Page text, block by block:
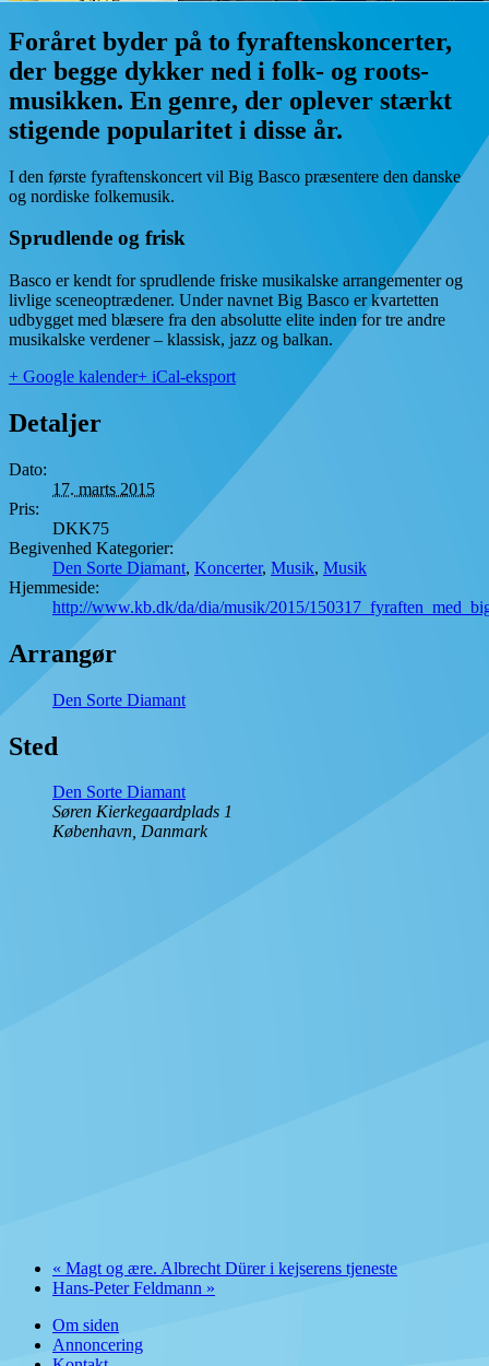
Foråret byder på to fyraftenskoncerter,
der begge dykker ned i folk- og roots-
musikken. En genre, der oplever stærkt
stigende popularitet i disse år.
I den første fyraftenskoncert vil Big Basco præsentere den danske
og nordiske folkemusik.
Sprudlende og frisk
Basco er kendt for sprudlende friske musikalske arrangementer og
livlige sceneoptrædener. Under navnet Big Basco er kvartetten
udbygget med blæsere fra den absolutte elite inden for tre andre
musikalske verdener – klassisk, jazz og balkan.
+ Google kalender+ iCal-eksport
Detaljer
Dato:
17. marts 2015
Pris:
DKK75
Begivenhed Kategorier:
Den Sorte Diamant, Koncerter, Musik, Musik
Hjemmeside:
http://www.kb.dk/da/dia/musik/2015/
Arrangør
Den Sorte Diamant
Sted
Den Sorte Diamant
Søren Kierkegaardplads 1
København, Danmark
« Magt og ære. Albrecht Dürer i kejserens tjeneste
Hans-Peter Feldmann »
Om siden
Annoncering